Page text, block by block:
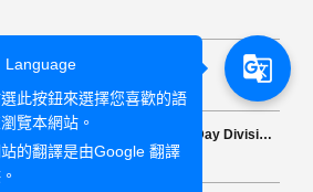
冊相關)
畢業生(領取學位證書相關事宜)Day Division
Semester, 2025 Academic Year: Diploma
Language
此按鈕來選擇您喜歡的語
覽本網站。
的翻譯是由Google 翻譯
g_translate